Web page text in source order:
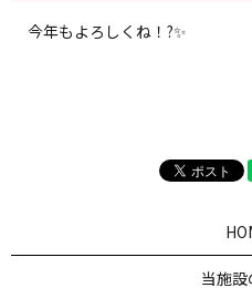
今年もよろしくね！?✨
当施